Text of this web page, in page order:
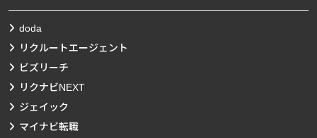
doda
リクルートエージェント
ビズリーチ
リクナビNEXT
ジェイック
マイナビ転職